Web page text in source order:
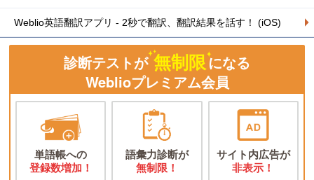
Weblio英語翻訳アプリ - 2秒で翻訳、翻訳結果を話す！ (iOS)
診断テストが 無制限になる
Weblioプレミアム会員
単語帳への
登録数増加！
語彙力診断が
無制限！
サイト内広告が
非表示！